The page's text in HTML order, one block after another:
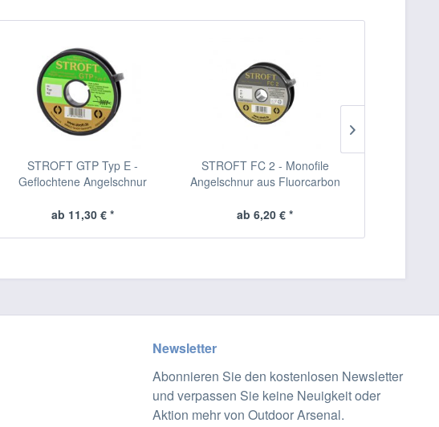
STROFT GTP Typ E -
Geflochtene Angelschnur
ab 11,30 € *
STROFT FC 2 - Monofile
Angelschnur aus Fluorcarbon
ab 6,20 € *
Newsletter
Abonnieren Sie den kostenlosen Newsletter
und verpassen Sie keine Neuigkeit oder
Aktion mehr von Outdoor Arsenal.